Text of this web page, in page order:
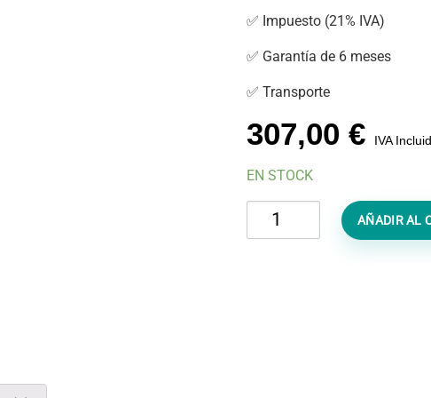
✅ Impuesto (21% IVA)
✅ Garantía de 6 meses
✅ Transporte
307,00 € IVA
EN STOCK
Reparar
iPhone
AÑADIR AL